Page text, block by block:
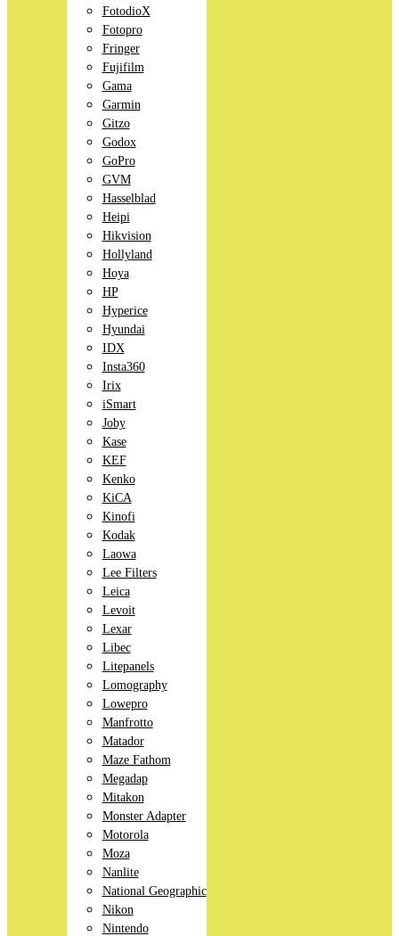
FotodioX
Fotopro
Fringer
Fujifilm
Gama
Garmin
Gitzo
Godox
GoPro
GVM
Hasselblad
Heipi
Hikvision
Hollyland
Hoya
HP
Hyperice
Hyundai
IDX
Insta360
Irix
iSmart
Joby
Kase
KEF
Kenko
KiCA
Kinofi
Kodak
Laowa
Lee Filters
Leica
Levoit
Lexar
Libec
Litepanels
Lomography
Lowepro
Manfrotto
Matador
Maze Fathom
Megadap
Mitakon
Monster Adapter
Motorola
Moza
Nanlite
National Geographic
Nikon
Nintendo